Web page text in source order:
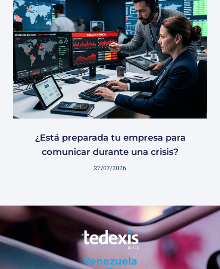
¿Está preparada tu empresa para
comunicar durante una crisis?
27/07/2026
Venezuela